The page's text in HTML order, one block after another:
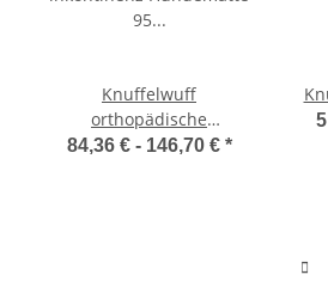
Knuffelwuff
orthopädische
inkontinenz Hundematte
84,36 € - 146,70 € *